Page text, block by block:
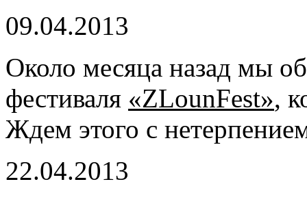
09.04.2013
Около месяца назад мы
фестиваля «ZLounFest»,
Ждем этого с
22.04.2013